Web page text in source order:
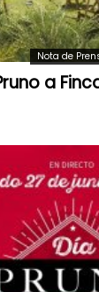
Nota de
a